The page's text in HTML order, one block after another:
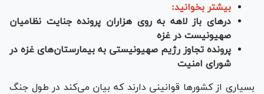
بیشتر بخوانید:
در‌های باز لاهه به روی هزاران پرونده جنایت نظامیان
صهیونیست در غزه
پرونده تجاوز رژیم صهیونیستی به بیمارستان‌های غزه در
شورای امنیت
بسیاری از کشور‌ها قوانینی دارند که بیان می‌کند در طول جنگ